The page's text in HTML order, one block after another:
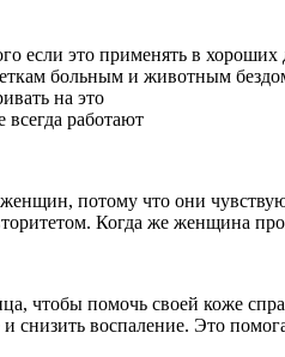
если это применять в хороших
больным и животным
на это
работают
потому что они
Когда же женщина
чтобы помочь своей коже
снизить воспаление. Это